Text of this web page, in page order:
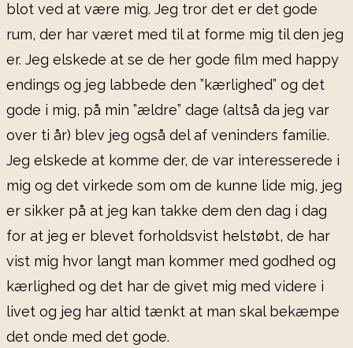
blot ved at være mig. Jeg tror det er det gode
rum, der har været med til at forme mig til den jeg
er. Jeg elskede at se de her gode film med happy
endings og jeg labbede den ”kærlighed” og det
gode i mig, på min ”ældre” dage (altså da jeg var
over ti år) blev jeg også del af veninders familie.
Jeg elskede at komme der, de var interesserede i
mig og det virkede som om de kunne lide mig, jeg
er sikker på at jeg kan takke dem den dag i dag
for at jeg er blevet forholdsvist helstøbt, de har
vist mig hvor langt man kommer med godhed og
kærlighed og det har de givet mig med videre i
livet og jeg har altid tænkt at man skal bekæmpe
det onde med det gode.